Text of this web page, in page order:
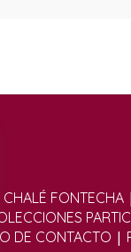
CHALÉ FONTECHA|
DE CONTACTO |